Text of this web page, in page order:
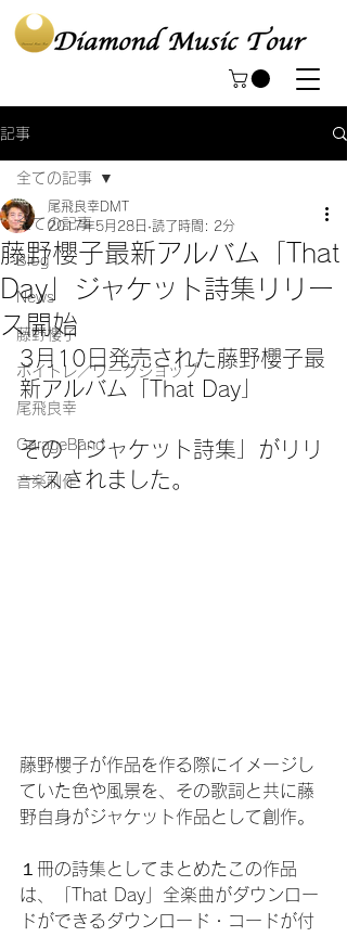
記事
全ての記事
Blog
News
藤野櫻子
ボイトレ／ワークショップ
尾飛良幸
GarageBand
音楽制作
全ての記事
藤野櫻子最新アルバム「That
Day」ジャケット詩集リリー
ス開始
尾飛良幸DMT
2017年5月28日 読了時間: 2分
3月10日発売された藤野櫻子最
新アルバム「That Day」
その「ジャケット詩集」がリリ
ースされました。
藤野櫻子が作品を作る際にイメージし
ていた色や風景を、その歌詞と共に藤
野自身がジャケット作品として創作。
１冊の詩集としてまとめたこの作品
は、「That Day」全楽曲がダウンロー
ドができるダウンロード・コードが付